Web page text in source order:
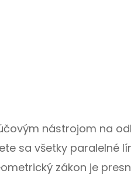
nástrojom na
sa všetky paralelné
zákon je